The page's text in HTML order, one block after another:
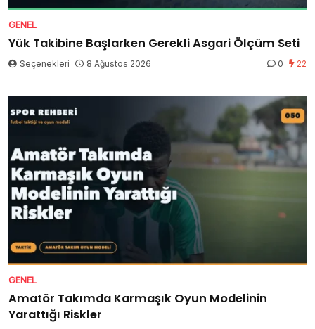
GENEL
Yük Takibine Başlarken Gerekli Asgari Ölçüm Seti
Seçenekleri 8 Ağustos 2026 0 22
GENEL
Amatör Takımda Karmaşık Oyun Modelinin
Yarattığı Riskler